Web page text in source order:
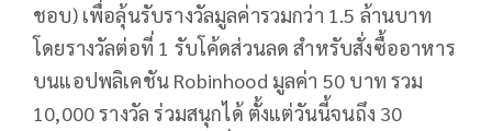
ชอบ) เพื่อลุ้นรับรางวัลมูลค่ารวมกว่า 1.5 ล้านบาท
โดยรางวัลต่อที่ 1 รับโค้ดส่วนลด สำหรับสั่งซื้ออาหาร
บนแอปพลิเคชัน Robinhood มูลค่า 50 บาท รวม
10,000 รางวัล ร่วมสนุกได้ ตั้งแต่วันนี้จนถึง 30